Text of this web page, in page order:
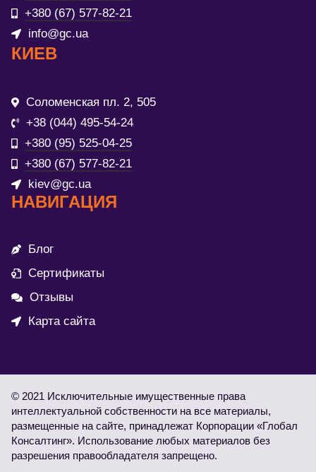
+380 (67) 577-82-21
info@gc.ua
КИЕВ
Соломенская пл. 2, 505
+38 (044) 495-54-24
+380 (95) 525-04-25
+380 (67) 577-82-21
kiev@gc.ua
НАВИГАЦИЯ
Блог
Сертификаты
Отзывы
Карта сайта
© 2021 Исключительные имущественные права
интеллектуальной собственности на все материалы,
размещенные на сайте, принадлежат Корпорации «Глобал
Консалтинг». Использование любых материалов без
разрешения правообладателя запрещено.